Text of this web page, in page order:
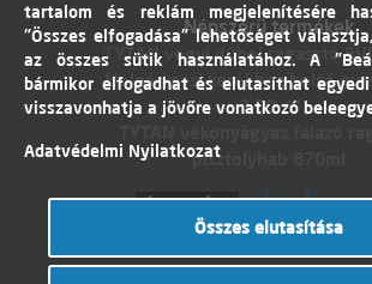
Népszerű termékek
TYTAN vegyi dübel ragasztó
Molnárkocsi kerékhez belső
3,50-4"
pisztolyhab 870ml
tartalom és reklám megjelenítésére
"Összes elfogadása" lehetőséget
az összes sütik használatához. A
bármikor elfogadhat és elutasíthat
visszavonhatja a jövőre vonatkozó
Adatvédelmi Nyilatkozat
Összes elutasítása